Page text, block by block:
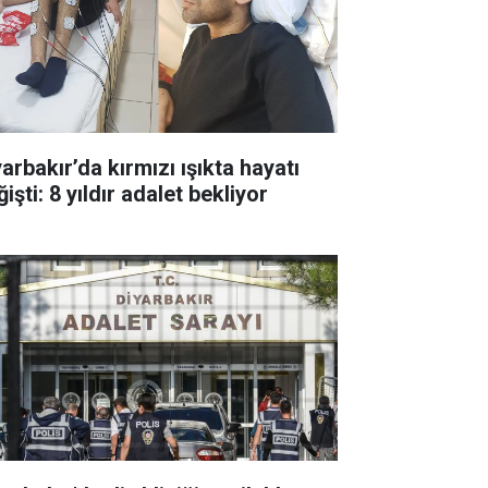
kırmızı ışıkta hayatı
8 yıldır adalet bekliyor